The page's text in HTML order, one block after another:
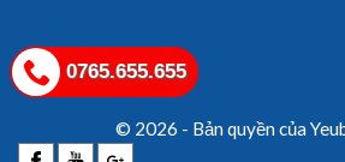
© 2026 - Bản quyền của
0765.655.655